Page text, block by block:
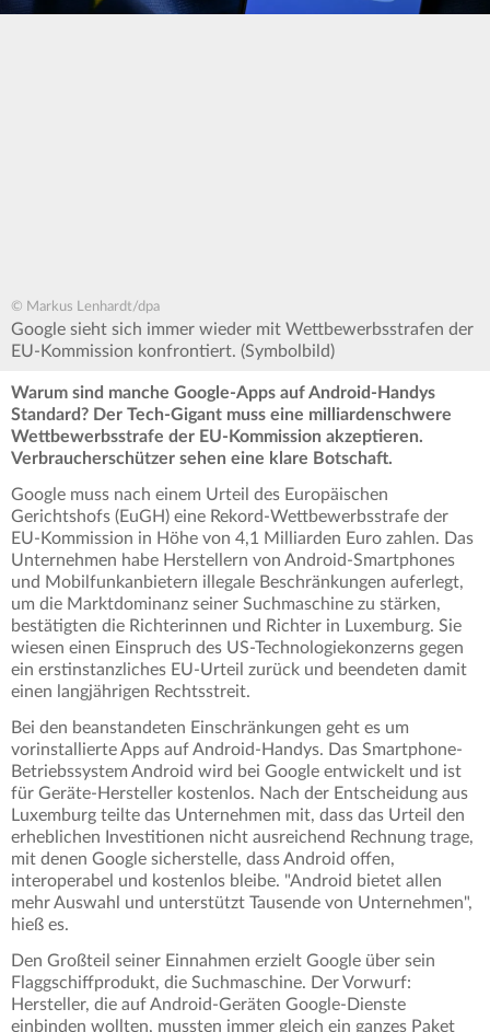
© Markus Lenhardt/dpa
Google sieht sich immer wieder mit Wettbewerbsstrafen der
EU-Kommission konfrontiert. (Symbolbild)
Warum sind manche Google-Apps auf Android-Handys
Standard? Der Tech-Gigant muss eine milliardenschwere
Wettbewerbsstrafe der EU-Kommission akzeptieren.
Verbraucherschützer sehen eine klare Botschaft.
Google muss nach einem Urteil des Europäischen
Gerichtshofs (EuGH) eine Rekord-Wettbewerbsstrafe der
EU-Kommission in Höhe von 4,1 Milliarden Euro zahlen. Das
Unternehmen habe Herstellern von Android-Smartphones
und Mobilfunkanbietern illegale Beschränkungen auferlegt,
um die Marktdominanz seiner Suchmaschine zu stärken,
bestätigten die Richterinnen und Richter in Luxemburg. Sie
wiesen einen Einspruch des US-Technologiekonzerns gegen
ein erstinstanzliches EU-Urteil zurück und beendeten damit
einen langjährigen Rechtsstreit.
Bei den beanstandeten Einschränkungen geht es um
vorinstallierte Apps auf Android-Handys. Das Smartphone-
Betriebssystem Android wird bei Google entwickelt und ist
für Geräte-Hersteller kostenlos. Nach der Entscheidung aus
Luxemburg teilte das Unternehmen mit, dass das Urteil den
erheblichen Investitionen nicht ausreichend Rechnung trage,
mit denen Google sicherstelle, dass Android offen,
interoperabel und kostenlos bleibe. "Android bietet allen
mehr Auswahl und unterstützt Tausende von Unternehmen",
hieß es.
Den Großteil seiner Einnahmen erzielt Google über sein
Flaggschiffprodukt, die Suchmaschine. Der Vorwurf:
Hersteller, die auf Android-Geräten Google-Dienste
einbinden wollten, mussten immer gleich ein ganzes Paket